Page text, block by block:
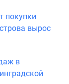
покупки
вырос
в